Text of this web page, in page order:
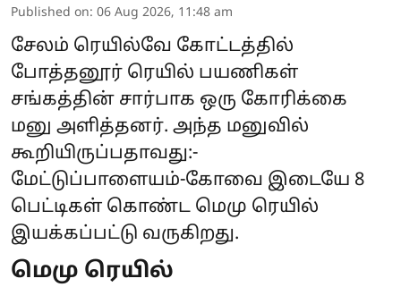
Published on: 06 Aug 2026, 11:48 am
சேலம் ரெயில்வே கோட்டத்தில்
போத்தனூர் ரெயில் பயணிகள்
சங்கத்தின் சார்பாக ஒரு கோரிக்கை
மனு அளித்தனர். அந்த மனுவில்
கூறியிருப்பதாவது:-
மேட்டுப்பாளையம்-கோவை இடையே 8
பெட்டிகள் கொண்ட மெமு ரெயில்
இயக்கப்பட்டு வருகிறது.
மெமு ரெயில்